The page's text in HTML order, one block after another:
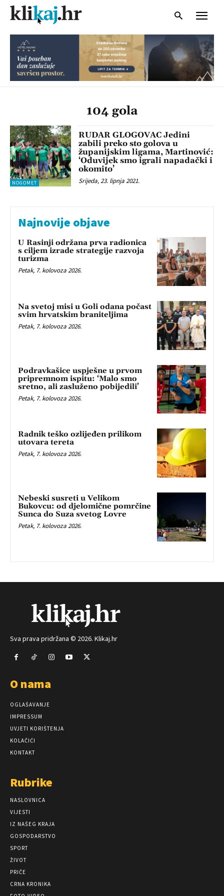
104 gola
NOGOMET
RUDAR GLOGOVAC Jedini
zabili preko sto golova u
županijskim ligama, Martinović:
‘Oduvijek smo igrali napadački i
okomito’
Srijeda, 23. lipnja 2021.
Najnovije objave
U Rasinji održana prva radionica
s ciljem izrade strategije razvoja
turizma
Petak, 7. kolovoza 2026.
Na svetoj misi u Goli odana počast
svim hrvatskim braniteljima
Petak, 7. kolovoza 2026.
Podravkašice uspješne u prvom
pripremnom ispitu: ‘Malo smo
sretno, ali zasluženo pobijedili’
Petak, 7. kolovoza 2026.
Radnik teško ozlijeđen prilikom
utovara tereta
Petak, 7. kolovoza 2026.
Nebeski susreti u Velikom
Bukovcu: od djelomične pomrčine
Sunca do Suza svetog Lovre
Petak, 7. kolovoza 2026.
Sva prava pridržana © 2026. Klikaj.hr
O nama
OGLAŠAVANJE
IMPRESSUM
UVJETI KORIŠTENJA
KOLAČIĆI
KONTAKT
Rubrike
NASLOVNICA
VIJESTI
IZ NAŠEG KRAJA
GOSPODARSTVO
SPORT
ŽIVOT
PRIČE
CRNA KRONIKA